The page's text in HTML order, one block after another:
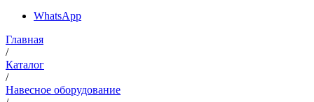
WhatsApp
Главная
/
Каталог
/
Навесное оборудование